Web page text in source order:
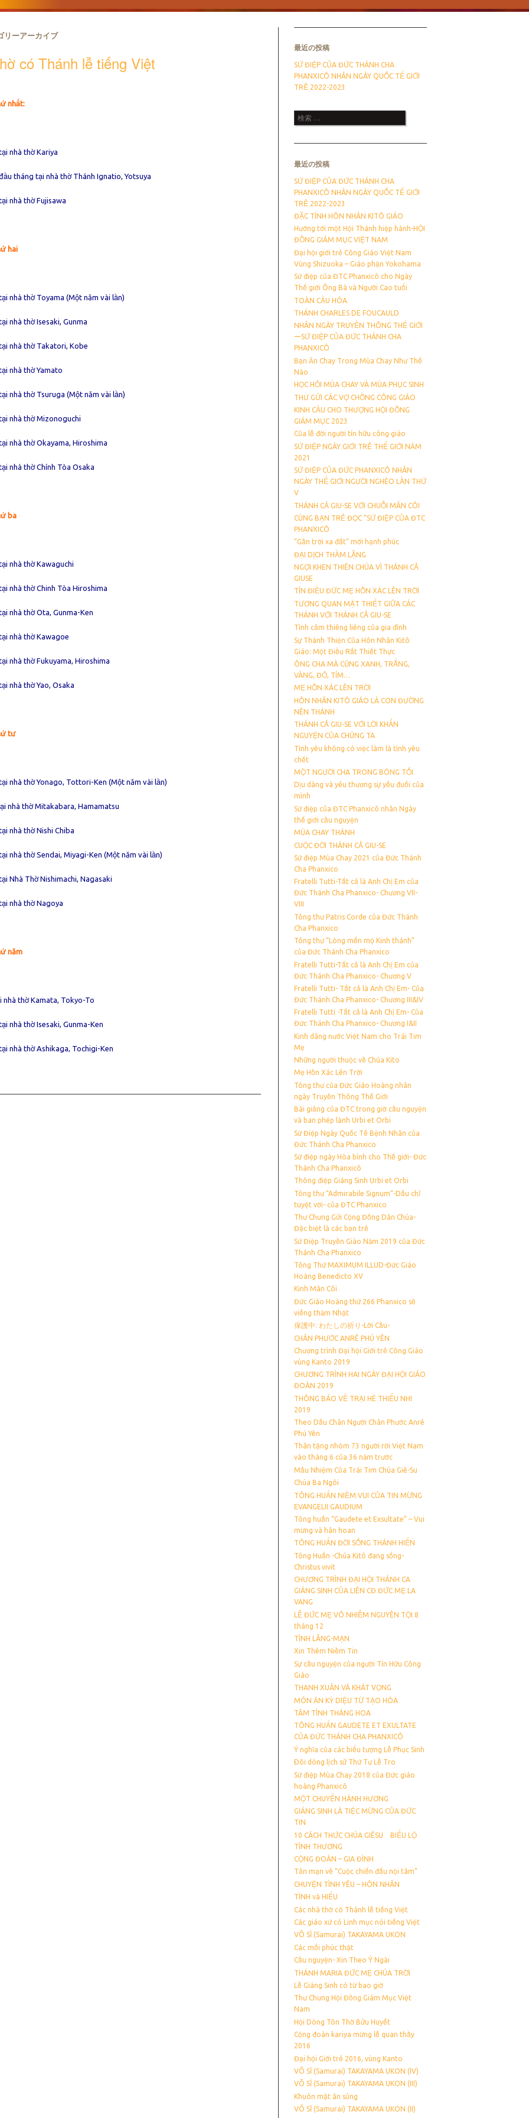
リーアーカイブ
có Thánh lễ tiếng Việt
nhất:
nhà thờ Kariya
tháng tại nhà thờ Thánh Ignatio, Yotsuya
nhà thờ Fujisawa
hai
nhà thờ Toyama (Một năm vài lần)
nhà thờ Isesaki, Gunma
nhà thờ Takatori, Kobe
nhà thờ Yamato
nhà thờ Tsuruga (Một năm vài lần)
nhà thờ Mizonoguchi
nhà thờ Okayama, Hiroshima
nhà thờ Chính Tòa Osaka
ba
nhà thờ Kawaguchi
nhà thờ Chinh Tòa Hiroshima
nhà thờ Ota, Gunma-Ken
nhà thờ Kawagoe
nhà thờ Fukuyama, Hiroshima
nhà thờ Yao, Osaka
tư
nhà thờ Yonago, Tottori-Ken (Một năm vài lần)
nhà thờ Mitakabara, Hamamatsu
nhà thờ Nishi Chiba
nhà thờ Sendai, Miyagi-Ken (Một năm vài lần)
Nhà Thờ Nishimachi, Nagasaki
nhà thờ Nagoya
năm
nhà thờ Kamata, Tokyo-To
nhà thờ Isesaki, Gunma-Ken
nhà thờ Ashikaga, Tochigi-Ken
最近の投稿
SỨ ĐIỆP CỦA ĐỨC THÁNH CHA
PHANXICÔ NHÂN NGÀY QUỐC TẾ GIỚI
TRẺ 2022-2023
検索
最近の投稿
SỨ ĐIỆP CỦA ĐỨC THÁNH CHA
PHANXICÔ NHÂN NGÀY QUỐC TẾ GIỚI
TRẺ 2022-2023
ĐẶC TÍNH HÔN NHÂN KITÔ GIÁO
Hướng tới một Hội Thánh hiệp hành-HỘI
ĐỒNG GIÁM MỤC VIỆT NAM
Đại hội giới trẻ Công Giáo Việt Nam
Vùng Shizuoka – Giáo phận Yokohama
Sứ điệp của ĐTC Phanxicô cho Ngày
Thế giới Ông Bà và Người Cao tuổi
TOÀN CẦU HÓA
THÁNH CHARLES DE FOUCAULD
NHÂN NGÀY TRUYỀN THÔNG THẾ GIỚI
ーSỨ ĐIỆP CỦA ĐỨC THÁNH CHA
PHANXICÔ
Bạn Ăn Chay Trong Mùa Chay Như Thế
Nào
HỌC HỎI MÙA CHAY VÀ MÙA PHỤC SINH
THƯ GỬI CÁC VỢ CHỒNG CÔNG GIÁO
KINH CẦU CHO THƯỢNG HỘI ĐỒNG
GIÁM MỤC 2023
Của lễ đời người tín hữu công giáo
SỨ ĐIỆP NGÀY GIỚI TRẺ THẾ GIỚI NĂM
2021
SỨ ĐIỆP CỦA ĐỨC PHANXICÔ NHÂN
NGÀY THẾ GIỚI NGƯỜI NGHÈO LẦN THỨ
V
THÁNH CẢ GIU-SE VỚI CHUỖI MÂN CÔI
CÙNG BẠN TRẺ ĐỌC “SỨ ĐIỆP CỦA ĐTC
PHANXICÔ
“Gần trời xa đất” mới hạnh phúc
ĐẠI DỊCH THẦM LẶNG
NGỢI KHEN THIÊN CHÚA VÌ THÁNH CẢ
GIUSE
TÍN ĐIỀU ĐỨC MẸ HỒN XÁC LÊN TRỜI
TƯƠNG QUAN MẬT THIẾT GIỮA CÁC
THÁNH VỚI THÁNH CẢ GIU-SE
Tình cảm thiêng liêng của gia đình
Sự Thánh Thiện Của Hôn Nhân Kitô
Giáo: Một Điều Rất Thiết Thực
ÔNG CHA MÀ CŨNG XANH, TRẮNG,
VÀNG, ĐỎ, TÍM…
MẸ HỒN XÁC LÊN TRỜI
HÔN NHÂN KITÔ GIÁO LÀ CON ĐƯỜNG
NÊN THÁNH
THÁNH CẢ GIU-SE VỚI LỜI KHẨN
NGUYỆN CỦA CHÚNG TA
Tình yêu không có việc làm là tình yêu
chết
MỘT NGƯỜI CHA TRONG BÓNG TỐI
Dịu dàng và yêu thương sự yếu đuối của
mình
Sứ điệp của ĐTC Phanxicô nhân Ngày
thế giới cầu nguyện
MÙA CHAY THÁNH
CUỘC ĐỜI THÁNH CẢ GIU-SE
Sứ điệp Mùa Chay 2021 của Đức Thánh
Cha Phanxico
Fratelli Tutti-Tất cả là Anh Chị Em của
Đức Thánh Cha Phanxico- Chương VII-
VIII
Tông thư Patris Corde của Đức Thánh
Cha Phanxico
Tông thư “Lòng mến mộ Kinh thánh”
của Đức Thánh Cha Phanxico
Fratelli Tutti-Tất cả là Anh Chị Em của
Đức Thánh Cha Phanxico- Chương V
Fratelli Tutti- Tất cả là Anh Chị Em- Của
Đức Thánh Cha Phanxico- Chương III&IV
Fratelli Tutti -Tất cả là Anh Chị Em- Của
Đức Thánh Cha Phanxico- Chương I&II
Kinh dâng nước Việt Nam cho Trái Tim
Mẹ
Những người thuộc về Chúa Kito
Mẹ Hồn Xác Lên Trời
Tông thư của Đức Giáo Hoàng nhân
ngày Truyền Thông Thế Giới
Bài giảng của ĐTC trong giờ cầu nguyện
và ban phép lành Urbi et Orbi
Sứ Điệp Ngày Quốc Tế Bệnh Nhân của
Đức Thánh Cha Phanxico
Sứ điệp ngày Hòa bình cho Thế giới- Đức
Thánh Cha Phanxicô
Thông điệp Giáng Sinh Urbi et Orbi
Tông thư “Admirabile Signum”-Dấu chỉ
tuyệt vời- của ĐTC Phanxico
Thư Chung Gửi Cộng Đồng Dân Chúa-
Đặc biệt là các bạn trẻ
Sứ Điệp Truyền Giáo Năm 2019 của Đức
Thánh Cha Phanxico
Tông Thứ MAXIMUM ILLUD-Đức Giáo
Hoàng Benedicto XV
Kinh Mân Côi
Đức Giáo Hoàng thứ 266 Phanxico sẽ
viếng thăm Nhật
保護中: わたしの祈り-Lời Cầu-
CHÂN PHƯỚC ANRÊ PHÚ YÊN
Chương trình Đại hội Giới trẻ Công Giáo
vùng Kanto 2019
CHƯƠNG TRÌNH HAI NGÀY ĐẠI HỘI GIÁO
ĐOÀN 2019
THÔNG BÁO VỀ TRẠI HÈ THIẾU NHI
2019
Theo Dấu Chân Người Chân Phước Anrê
Phú Yên
Thân tặng nhóm 73 người rời Việt Nam
vào tháng 6 của 36 năm trước
Mầu Nhiệm Của Trái Tim Chúa Giê-Su
Chúa Ba Ngôi
TÔNG HUẤN NIỀM VUI CỦA TIN MỪNG
EVANGELII GAUDIUM
Tông huấn “Gaudete et Exsultate” – Vui
mừng và hân hoan
TÔNG HUẤN ĐỜI SỐNG THÁNH HIẾN
Tông Huấn -Chúa Kitô đang sống-
Christus vivit
CHƯƠNG TRÌNH ĐẠI HỘI THÁNH CA
GIÁNG SINH CỦA LIÊN CĐ ĐỨC MẸ LA
VANG
LỄ ĐỨC MẸ VÔ NHIỄM NGUYÊN TỘI 8
tháng 12
TÌNH LÃNG-MẠN
Xin Thêm Niềm Tin
Sự cầu nguyện của người Tín Hữu Công
Giáo
THANH XUÂN VÀ KHÁT VỌNG
MÓN ĂN KỲ DIỆU TỪ TẠO HÓA
TÂM TÌNH THÁNG HOA
TÔNG HUẤN GAUDETE ET EXULTATE
CỦA ĐỨC THÁNH CHA PHANXICÔ
Ý nghĩa của các biểu tượng Lễ Phục Sinh
Ðôi dòng lịch sử Thứ Tư Lễ Tro
Sứ điệp Mùa Chay 2018 của Đức giáo
hoàng Phanxicô
MỘT CHUYẾN HÀNH HƯƠNG
GIÁNG SINH LÀ TIỆC MỪNG CỦA ĐỨC
TIN
10 CÁCH THỨC CHÚA GIÊSU BIỂU LỘ
TÌNH THƯƠNG
CỘNG ĐOÀN – GIA ĐÌNH
Tản mạn về “Cuộc chiến đấu nội tâm”
CHUYỆN TÌNH YÊU – HÔN NHÂN
TÌNH và HIẾU
Các nhà thờ có Thánh lễ tiếng Việt
Các giáo xứ có Linh mục nói tiếng Việt
VÕ SĨ (Samurai) TAKAYAMA UKON
Các mối phúc thật
Cầu nguyện- Xin Theo Ý Ngài
THÁNH MARIA ĐỨC MẸ CHÚA TRỜI
Lễ Giáng Sinh có từ bao giờ
Thư Chung Hội Đồng Giám Mục Việt
Nam
Hội Dòng Tôn Thờ Bửu Huyết
Cộng đoàn kariya mừng lễ quan thầy
2016
Đại hội Giới trẻ 2016, vùng Kanto
VÕ SĨ (Samurai) TAKAYAMA UKON (IV)
VÕ SĨ (Samurai) TAKAYAMA UKON (III)
Khuôn mặt ân sủng
VÕ SĨ (Samurai) TAKAYAMA UKON (II)